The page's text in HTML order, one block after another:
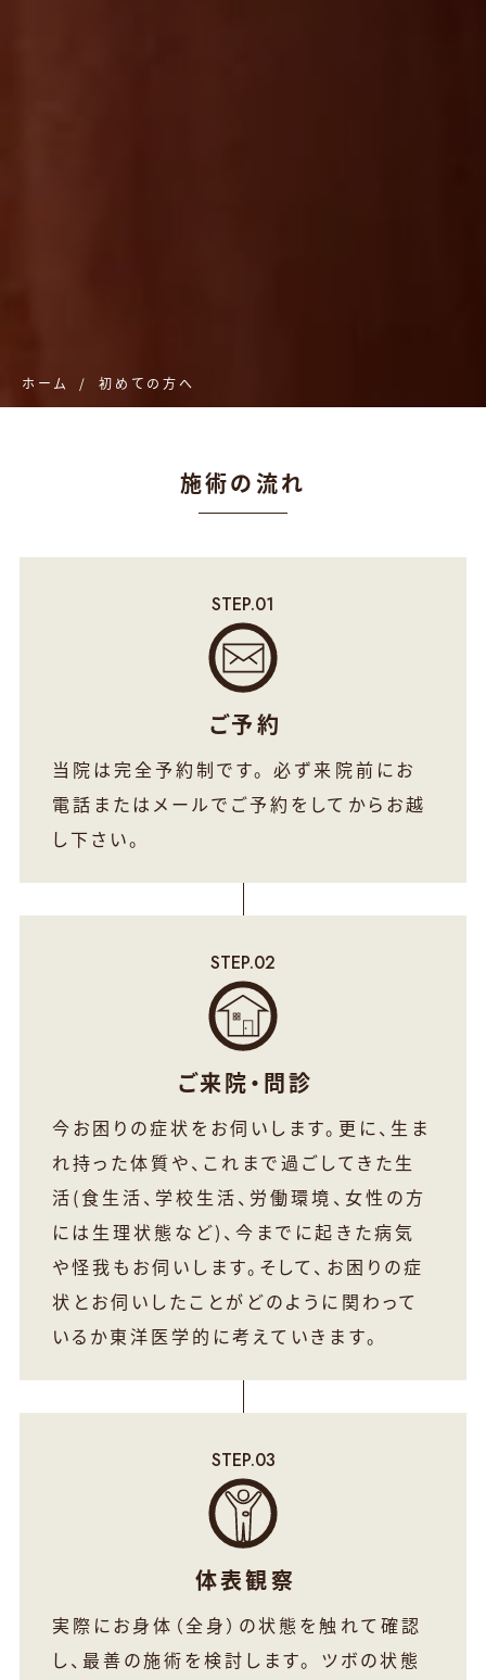
ホーム 初めての方へ
施術の流れ
ご予約
当院は完全予約制です。 必ず来院前にお
電話またはメールでご予約をしてからお越
し下さい。
ご来院・問診
今お困りの症状をお伺いします。更に、生ま
れ持った体質や、これまで過ごしてきた生
活(食生活、学校生活、労働環境、女性の方
には生理状態など)、今までに起きた病気
や怪我もお伺いします。 そして、お困りの症
状とお伺いしたことがどのように関わって
いるか東洋医学的に考えていきます。
体表観察
実際にお身体（全身）の状態を触れて確認
し、最善の施術を検討します。 ツボの状態